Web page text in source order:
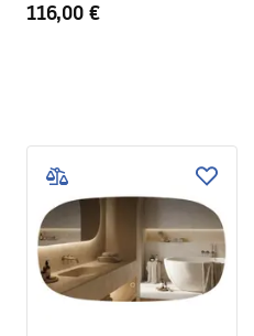
116,00 €